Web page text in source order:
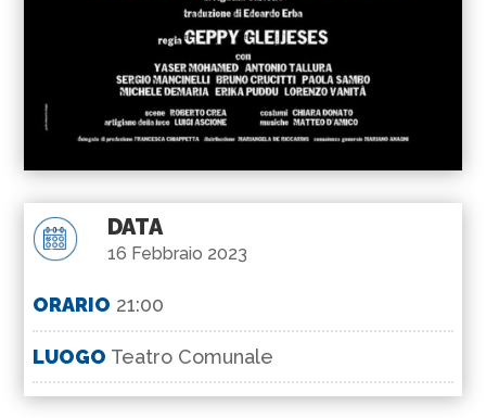
DATA
16 Febbraio 2023
ORARIO 21:00
LUOGO Teatro Comunale